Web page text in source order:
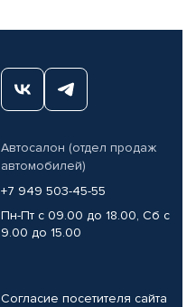
Автосалон (отдел продаж
автомобилей)
+7 949 503-45-55
Пн-Пт с 09.00 до 18.00, Сб с
9.00 до 15.00
Согласие посетителя сайта